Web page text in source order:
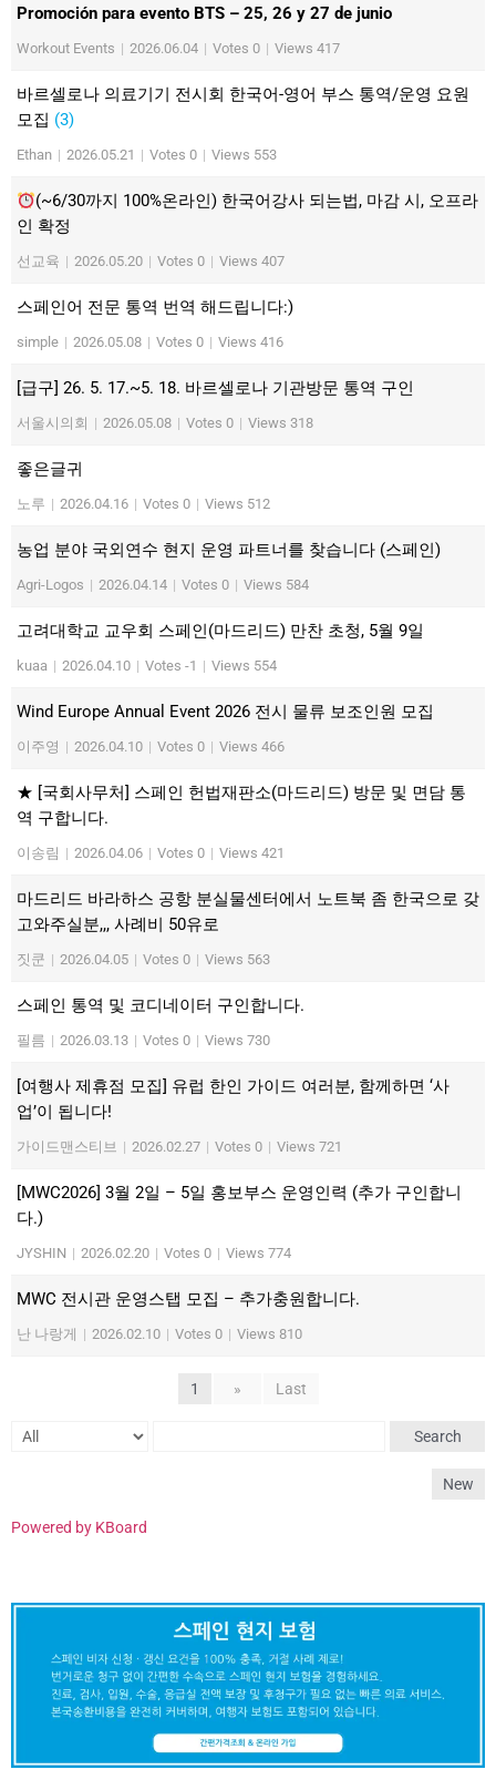
Promoción para evento BTS – 25, 26 y 27 de junio
Workout Events | 2026.06.04 | Votes 0 | Views 417
바르셀로나 의료기기 전시회 한국어-영어 부스 통역/운영 요원
모집 (3)
Ethan | 2026.05.21 | Votes 0 | Views 553
(~6/30까지 100%온라인) 한국어강사 되는법, 마감 시, 오프라
인 확정
선교육 | 2026.05.20 | Votes 0 | Views 407
스페인어 전문 통역 번역 해드립니다:)
simple | 2026.05.08 | Votes 0 | Views 416
[급구] 26. 5. 17.~5. 18. 바르셀로나 기관방문 통역 구인
서울시의회 | 2026.05.08 | Votes 0 | Views 318
좋은글귀
노루 | 2026.04.16 | Votes 0 | Views 512
농업 분야 국외연수 현지 운영 파트너를 찾습니다 (스페인)
Agri-Logos | 2026.04.14 | Votes 0 | Views 584
고려대학교 교우회 스페인(마드리드) 만찬 초청, 5월 9일
kuaa | 2026.04.10 | Votes -1 | Views 554
Wind Europe Annual Event 2026 전시 물류 보조인원 모집
이주영 | 2026.04.10 | Votes 0 | Views 466
★ [국회사무처] 스페인 헌법재판소(마드리드) 방문 및 면담 통
역 구합니다.
이송림 | 2026.04.06 | Votes 0 | Views 421
마드리드 바라하스 공항 분실물센터에서 노트북 좀 한국으로 갖
고와주실분,,, 사례비 50유로
짓쿤 | 2026.04.05 | Votes 0 | Views 563
스페인 통역 및 코디네이터 구인합니다.
필름 | 2026.03.13 | Votes 0 | Views 730
[여행사 제휴점 모집] 유럽 한인 가이드 여러분, 함께하면 ‘사
업’이 됩니다!
가이드맨스티브 | 2026.02.27 | Votes 0 | Views 721
[MWC2026] 3월 2일 – 5일 홍보부스 운영인력 (추가 구인합니
다.)
JYSHIN | 2026.02.20 | Votes 0 | Views 774
MWC 전시관 운영스탭 모집 – 추가충원합니다.
난 나랑게 | 2026.02.10 | Votes 0 | Views 810
1 » Last
Search
New
Powered by KBoard